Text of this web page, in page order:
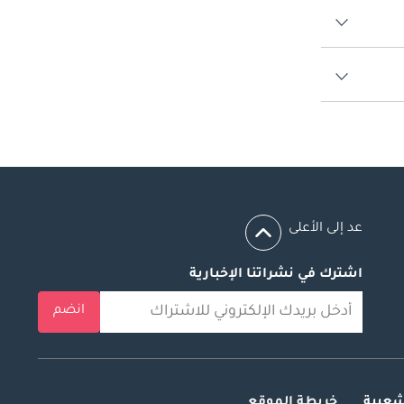
عد إلى الأعلى
اشترك في نشراتنا الإخبارية
انضم